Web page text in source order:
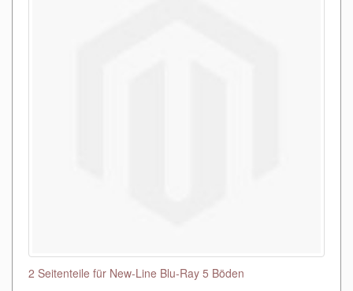
2 Seitenteile für New-Line Blu-Ray 5 Böden